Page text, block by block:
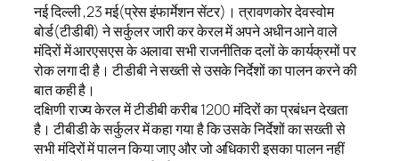
नई दिल्ली ,23 मई(प्रेस इंफार्मेशन सेंटर)। त्रावणकोर देवस्वोम
बोर्ड(टीडीबी) ने सर्कुलर जारी कर केरल में अपने अधीन आने वाले
मंदिरों में आरएसएस के अलावा सभी राजनीतिक दलों के कार्यक्रमों पर
रोक लगा दी है। टीडीबी ने सख्ती से उसके निर्देशों का पालन करने की
बात कही है।
दक्षिणी राज्य केरल में टीडीबी करीब 1200 मंदिरों का प्रबंधन देखता
है। टीबीडी के सर्कुलर में कहा गया है कि उसके निर्देशों का सख्ती से
सभी मंदिरों में पालन किया जाए और जो अधिकारी इसका पालन नहीं